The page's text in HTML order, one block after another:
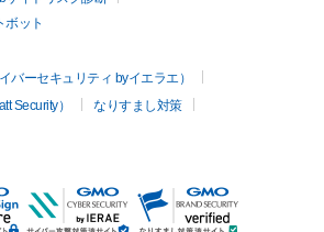
ボット
バーセキュリティ byイエラエ）
Security）
なりすまし対策